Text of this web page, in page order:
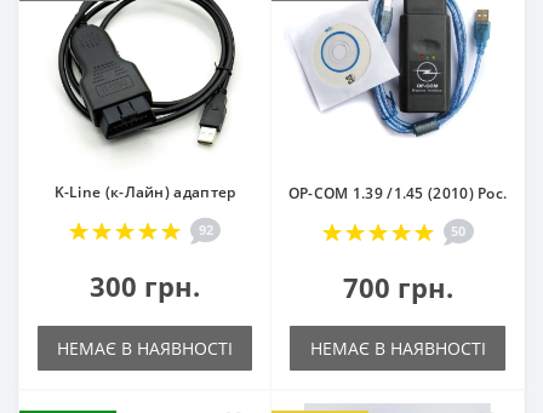
K-Line (к-Лайн) адаптер
92
300 грн.
НЕМАЄ В НАЯВНОСТІ
OP-COM 1.39 /1.45 (2010) Рос.
50
700 грн.
НЕМАЄ В НАЯВНОСТІ